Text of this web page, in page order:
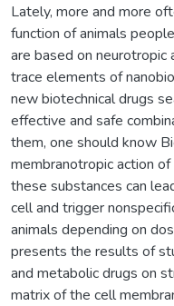
Lately, more and more
function of animals
are based on neurotropic
trace elements of
new biotechnical drugs
effective and safe
them, one should know
membranotropic action
these substances can
cell and trigger
animals depending on
presents the results of
and metabolic drugs on
matrix of the cell